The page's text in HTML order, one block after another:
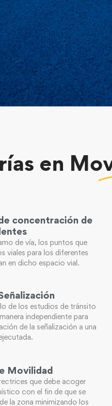
en
concentración de
de vía, los puntos que
viales para los diferentes
en dicho espacio vial.
de los estudios de tránsito
independiente para
de la señalización a una
Movilidad
que debe acoger
con el fin de que se
la zona minimizando los